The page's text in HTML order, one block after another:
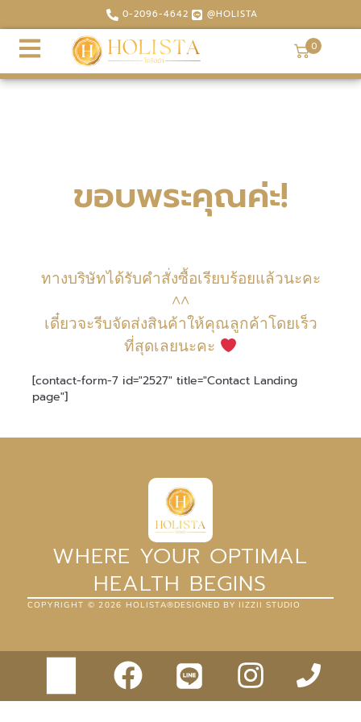
0-2096-4642 @HOLISTA
0
ขอบพระคุณค่ะ!
ทางบริษัทได้รับคำสั่งซื้อเรียบร้อยแล้วนะคะ
^^
เดี๋ยวจะรีบจัดส่งสินค้าให้คุณลูกค้าโดยเร็ว
ที่สุดเลยนะคะ
[contact-form-7 id="2527" title="Contact Landing
page"]
WHERE YOUR OPTIMAL
HEALTH BEGINS
COPYRIGHT © 2026 HOLISTA®DESIGNED BY IIZZII STUDIO